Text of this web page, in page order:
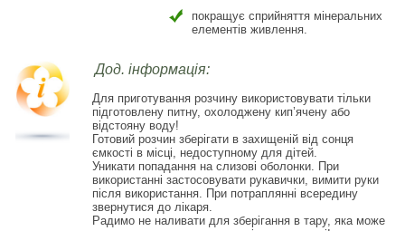
покращує сприйняття мінеральних
елементів живлення.
Дод. інформація:
Для приготування розчину використовувати тільки
підготовлену питну, охолоджену кип’ячену або
відстояну воду!
Готовий розчин зберігати в захищеній від сонця
ємкості в місці, недоступному для дітей.
Уникати попадання на слизові оболонки. При
використанні застосовувати рукавички, вимити руки
після використання. При потраплянні всередину
звернутися до лікаря.
Радимо не наливати для зберігання в тару, яка може